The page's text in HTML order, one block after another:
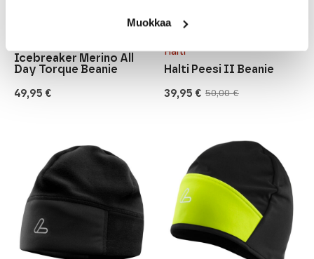
Muokkaa
49,95 €
Icebreaker Merino All
Day Torque Beanie
Halti
50,00€
Original
39,95 €
Current
Halti Peesi II Beanie